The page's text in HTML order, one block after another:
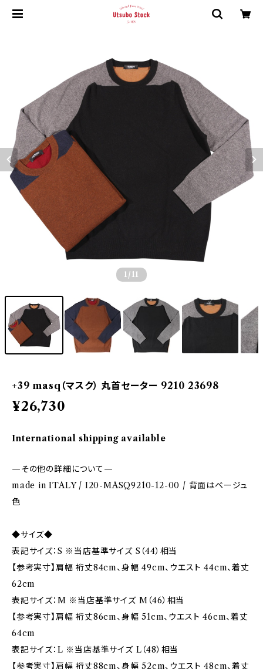
1 /11
+39 masq（マスク） 丸首セーター 9210 23698
¥26,730
International shipping available
—その他の詳細について—
made in ITALY / I20-MASQ9210-12-00 / 背面はベージュ
色
◆サイズ◆
表記サイズ：S ※当店基準サイズ S（44）相当
【参考実寸】肩幅 裄丈84cm、身幅 49cm、ウエスト 44cm、着丈
62cm
表記サイズ：M ※当店基準サイズ M（46）相当
【参考実寸】肩幅 裄丈86cm、身幅 51cm、ウエスト 46cm、着丈
64cm
表記サイズ：L ※当店基準サイズ L（48）相当
【参考実寸】肩幅 裄丈88cm、身幅 52cm、ウエスト 48cm、着丈